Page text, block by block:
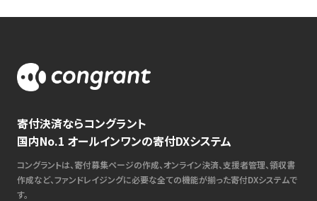
寄付決済ならコングラント
国内No.1 オールインワンの寄付DXシステム
コングラントは、寄付募集ページの作成、オンライン決済、支援者管理、領収書
作成など、ファンドレイジングに必要な全ての機能が揃った寄付DXシステムで
す。